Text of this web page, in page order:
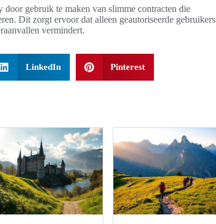
gebruik te maken van slimme contracten die
Dit zorgt ervoor dat alleen geautoriseerde gebruikers
vermindert.
LinkedIn Pinterest